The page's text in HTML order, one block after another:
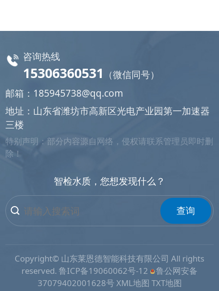
咨询热线
15306360531
（微信同号）
邮箱： 185945738@qq.com
地址：山东省潍坊市高新区光电产业园第一加速器
三楼
特别声明：部分内容源自网络，侵权请联系管理员即时删
除！
智检水质，您想发现什么？
查询
Copyright© 山东莱恩德智能科技有限公司 All rights
reserved.鲁ICP备19060062号-12
鲁公网安备
37079402001628号 XML地图 TXT地图